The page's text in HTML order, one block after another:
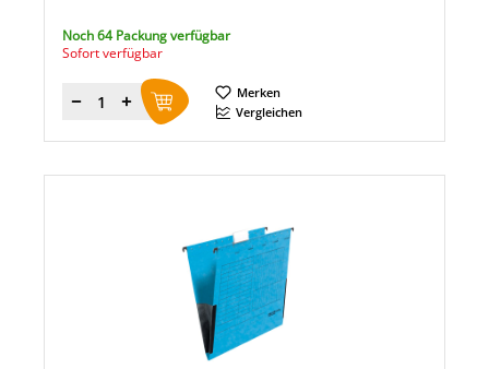
Noch 64 Packung verfügbar
Sofort verfügbar
Menge
Merken
Vergleichen